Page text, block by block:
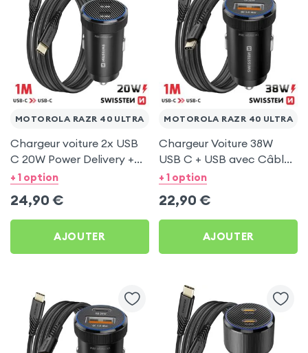
MOTOROLA RAZR 40 ULTRA
Chargeur voiture 2x USB
C 20W Power Delivery +
Câble USB C 60W pour
+ 1 option
24,90 €
AJOUTER
MOTOROLA RAZR 40 ULTRA
Chargeur Voiture 38W
USB C + USB avec Câble
type C Swissten pour
+ 1 option
22,90 €
AJOUTER